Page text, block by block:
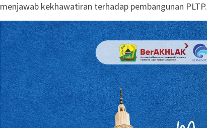
menjawab kekhawatiran terhadap pembangunan PLTP.